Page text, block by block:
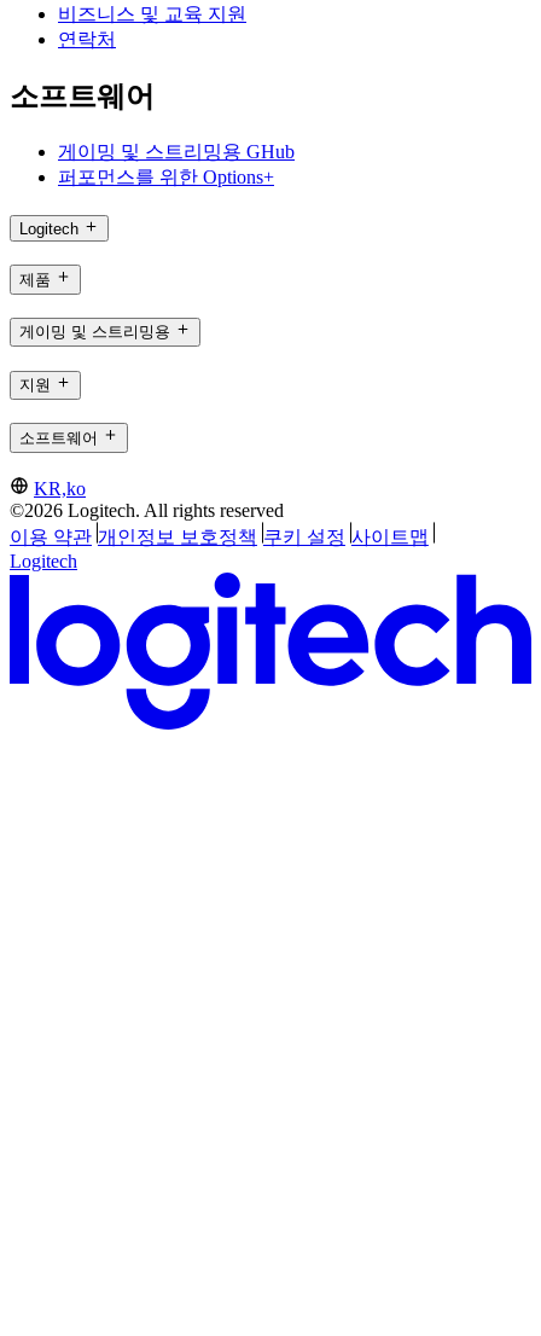
비즈니스 및 교육 지원
연락처
소프트웨어
게이밍 및 스트리밍용 GHub
퍼포먼스를 위한 Options+
Logitech
제품
게이밍 및 스트리밍용
지원
소프트웨어
KR,ko
©2026 Logitech. All rights reserved
이용 약관 개인정보 보호정책 쿠키 설정 사이트맵
Logitech